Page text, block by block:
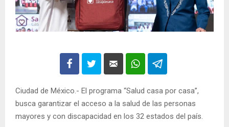
Ciudad de México.- El programa “Salud casa por casa”,
busca garantizar el acceso a la salud de las personas
mayores y con discapacidad en los 32 estados del país.